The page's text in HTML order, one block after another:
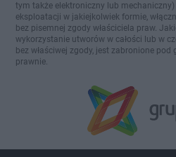
tym także elektroniczny lub
eksploatacji w jakiejkolwiek formie,
bez pisemnej zgody właściciela praw.
wykorzystanie utworów w całości lub w
bez właściwej zgody, jest zabronione
prawnie.